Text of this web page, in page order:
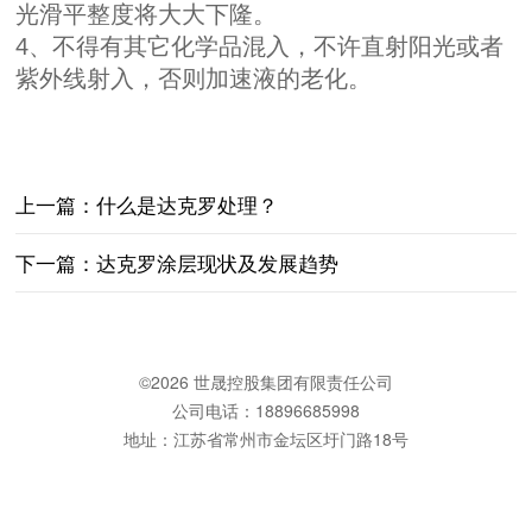
光滑平整度将大大下隆。
4、不得有其它化学品混入，不许直射阳光或者
紫外线射入，否则加速液的老化。
上一篇：什么是达克罗处理？
下一篇：达克罗涂层现状及发展趋势
©2026 世晟控股集团有限责任公司
公司电话：18896685998
地址：江苏省常州市金坛区圩门路18号